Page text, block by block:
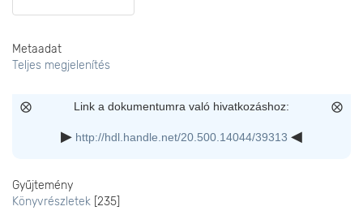
Metaadat
Teljes megjelenítés
Link a dokumentumra való hivatkozáshoz:
http://hdl.handle.net/20.500.14044/39313
Gyűjtemény
Könyvrészletek [235]